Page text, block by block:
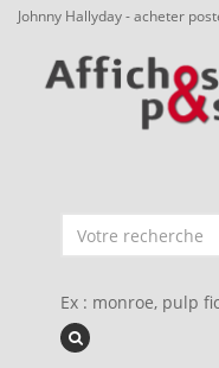
Johnny Hallyday - acheter
Ex : monroe, pulp